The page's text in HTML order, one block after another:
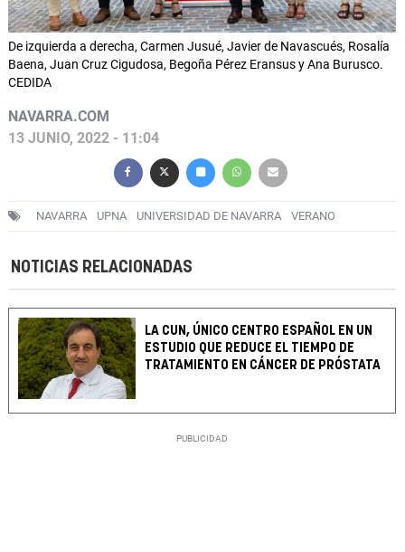
De izquierda a derecha, Carmen Jusué, Javier de Navascués, Rosalía
Baena, Juan Cruz Cigudosa, Begoña Pérez Eransus y Ana Burusco.
CEDIDA
NAVARRA.COM
13 JUNIO, 2022 - 11:04
NAVARRA UPNA UNIVERSIDAD DE NAVARRA VERANO
NOTICIAS RELACIONADAS
LA CUN, ÚNICO CENTRO ESPAÑOL EN UN
ESTUDIO QUE REDUCE EL TIEMPO DE
TRATAMIENTO EN CÁNCER DE PRÓSTATA